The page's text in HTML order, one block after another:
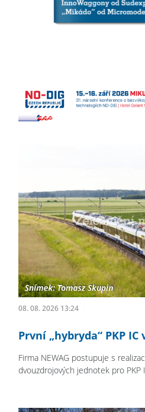
08. 08. 2026 13:24
První „hybryda“ PKP IC
Firma NEWAG postupuje s
dvouzdrojových jednotek pro PKP